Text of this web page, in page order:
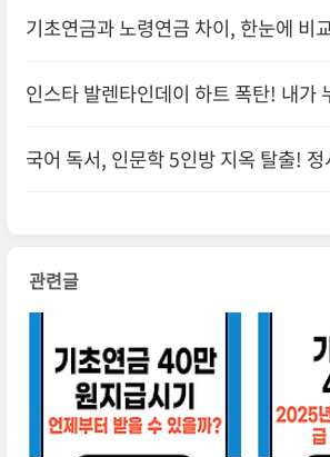
기초연금과 노령연금 차이, 한눈에 비
인스타 발렌타인데이 하트 폭탄! 내가
국어 독서, 인문학 5인방 지옥 탈출!
관련글